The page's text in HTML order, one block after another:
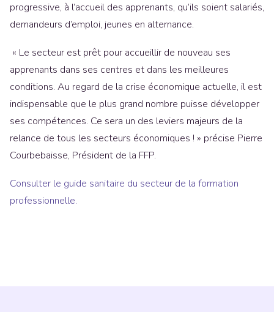
progressive, à l’accueil des apprenants, qu’ils soient salariés,
demandeurs d’emploi, jeunes en alternance.
« Le secteur est prêt pour accueillir de nouveau ses
apprenants dans ses centres et dans les meilleures
conditions. Au regard de la crise économique actuelle, il est
indispensable que le plus grand nombre puisse développer
ses compétences. Ce sera un des leviers majeurs de la
relance de tous les secteurs économiques ! » précise Pierre
Courbebaisse, Président de la FFP.
Consulter le guide sanitaire du secteur de la formation
professionnelle.